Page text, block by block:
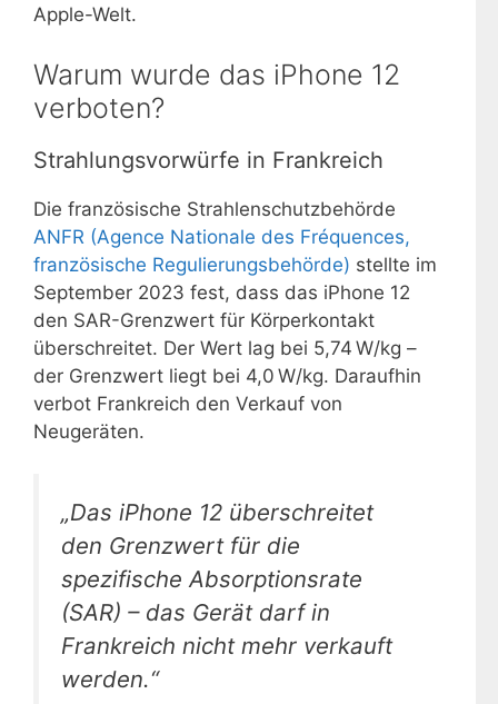
Apple-Welt.
Warum wurde das iPhone 12
verboten?
Strahlungsvorwürfe in Frankreich
Die französische Strahlenschutzbehörde
ANFR (Agence Nationale des Fréquences,
französische Regulierungsbehörde) stellte im
September 2023 fest, dass das iPhone 12
den SAR-Grenzwert für Körperkontakt
überschreitet. Der Wert lag bei 5,74 W/kg –
der Grenzwert liegt bei 4,0 W/kg. Daraufhin
verbot Frankreich den Verkauf von
Neugeräten.
„Das iPhone 12 überschreitet
den Grenzwert für die
spezifische Absorptionsrate
(SAR) – das Gerät darf in
Frankreich nicht mehr verkauft
werden.“